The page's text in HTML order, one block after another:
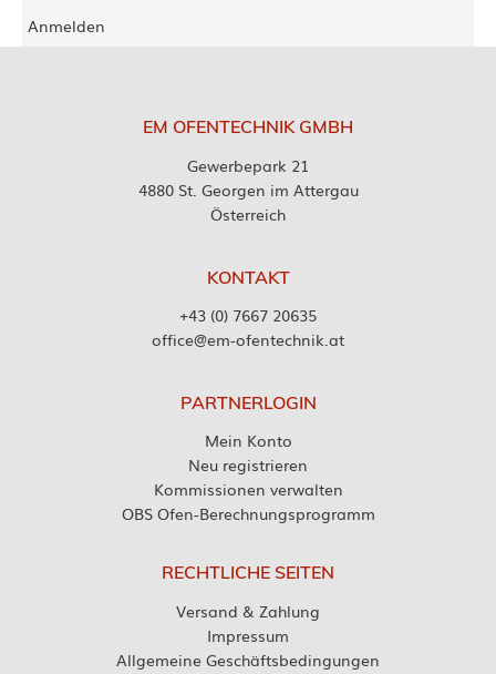
Anmelden
EM OFENTECHNIK GMBH
Gewerbepark 21
4880 St. Georgen im Attergau
Österreich
KONTAKT
+43 (0) 7667 20635
office@em-ofentechnik.at
PARTNERLOGIN
Mein Konto
Neu registrieren
Kommissionen verwalten
OBS Ofen-Berechnungsprogramm
RECHTLICHE SEITEN
Versand & Zahlung
Impressum
Allgemeine Geschäftsbedingungen